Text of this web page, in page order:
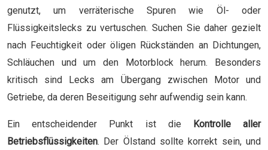
genutzt, um verräterische Spuren wie Öl- oder
Flüssigkeitslecks zu vertuschen. Suchen Sie daher gezielt
nach Feuchtigkeit oder öligen Rückständen an Dichtungen,
Schläuchen und um den Motorblock herum. Besonders
kritisch sind Lecks am Übergang zwischen Motor und
Getriebe, da deren Beseitigung sehr aufwendig sein kann.
Ein entscheidender Punkt ist die
Kontrolle aller
Betriebsflüssigkeiten. Der Ölstand sollte korrekt sein, und